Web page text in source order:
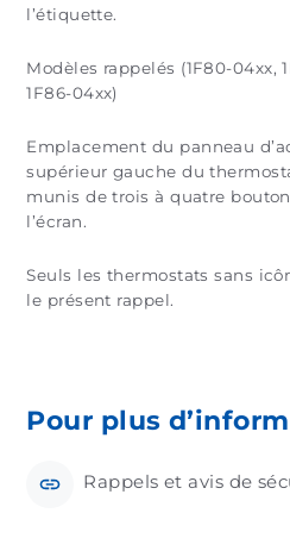
l’étiquette.
Modèles rappelés (1F80-04xx,
1F86-04xx)
Emplacement du panneau
supérieur gauche du
munis de trois à quatre
l’écran.
Seuls les thermostats sans
le présent rappel.
Pour plus
Rappels et avis de